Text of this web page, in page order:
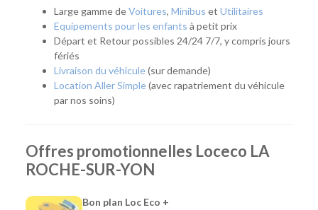
adaptée. Facilement accessible, elle dessert La Roche-sur-
Yon, mais aussi l'ensemble de la Vendée grâce à une offre de
véhicules répondant aux besoins des particuliers, des
artisans et des entreprises.
Quel véhicule choisir ?
Citadines et compactes pour les déplacements du
quotidien.
les longs trajets.
Large gamme deVoitures, Minibus et Utilitaires
Equipements pour les enfants à petit prix
Départ et Retour possibles 24/24 7/7, y compris jours
fériés
Livraison du véhicule(sur demande)
Location Aller Simple(avec rapatriement du véhicule
par nos soins)
Offres promotionnelles Loceco LA
ROCHE-SUR-YON
Bon plan Loc Eco +